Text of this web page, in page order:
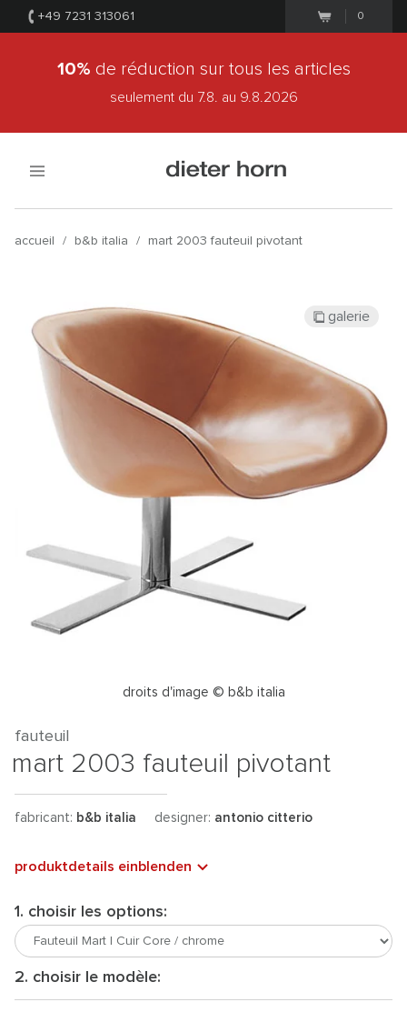
+49 7231 313061 0
10% de réduction sur tous les articles
seulement du 7.8. au 9.8.2026
accueil / b&b italia / mart 2003 fauteuil pivotant
droits d'image © b&b italia
galerie
fauteuil
mart 2003 fauteuil pivotant
fabricant: b&b italia designer: antonio citterio
produktdetails einblenden
1. choisir les options:
2. choisir le modèle: